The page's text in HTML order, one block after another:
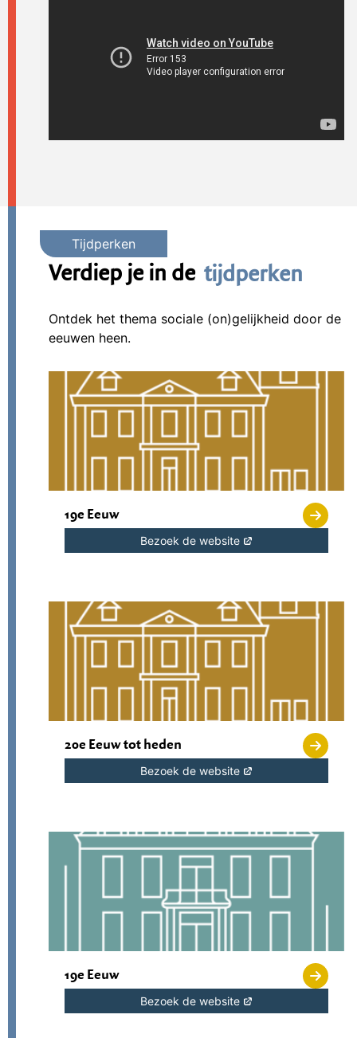
Verdiep je in de tijdperken
Ontdek het thema sociale (on)gelijkheid door de
eeuwen heen.
19e Eeuw
Bezoek de website
20e Eeuw tot heden
Bezoek de website
19e Eeuw
Bezoek de website